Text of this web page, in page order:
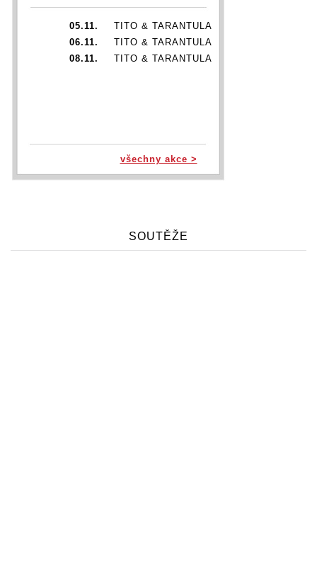
05.11.
TITO & TARANTULA
06.11.
TITO & TARANTULA
08.11.
TITO & TARANTULA
všechny akce >
SOUTĚŽE